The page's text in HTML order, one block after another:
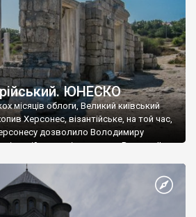
ЮНЕСКО
місяців облоги, Великий київський
Херсонес, візантійське, на той час,
дозволило Володимиру
імператору Василю ІІ, та
язичник, став Василем-християнином.
Русі. На честь Херсонесу Таврійського